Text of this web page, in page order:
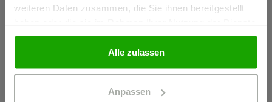
weiteren Daten zusammen, die Sie ihnen bereitgestellt
gesammelt haben.
Alle zulassen
Anpassen
WS Leuchtkegel Zip Off Herren
WS Polarlicht Herren
WARNSCHUTZ WINTERJACKE